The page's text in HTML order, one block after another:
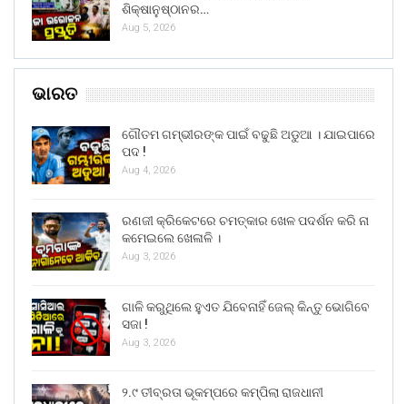
ଶିକ୍ଷାନୁଷ୍ଠାନର…
Aug 5, 2026
ଭାରତ
ଗୌତମ ଗମ୍ଭୀରଙ୍କ ପାଇଁ ବଢୁଛି ଅଡୁଆ । ଯାଇପାରେ
ପଦ !
Aug 4, 2026
ରଣଜୀ କ୍ରିକେଟରେ ଚମତ୍କାର ଖେଳ ପଦର୍ଶନ କରି ନା
କମେଇଲେ ଖେଳାଳି ।
Aug 3, 2026
ଗାଳି କରୁଥିଲେ ହୁଏତ ଯିବେନାହିଁ ଜେଲ୍ କିନ୍ତୁ ଭୋଗିବେ
ସଜା !
Aug 3, 2026
୨.୯ ତୀବ୍ରତା ଭୂକମ୍ପରେ କମ୍ପିଲା ରାଜଧାନୀ